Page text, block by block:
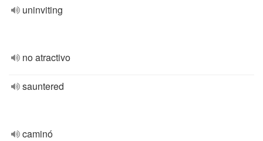
uninviting
no atractivo
sauntered
caminó